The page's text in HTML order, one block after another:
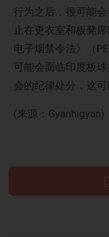
行为之后，很可能
止在更衣室和板凳
电子烟禁令法》（
可能会面临印度板球
会的纪律处分，这
(来源：Gyanhigyan)